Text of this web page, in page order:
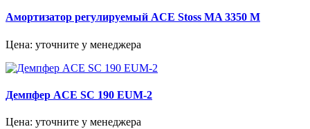
Амортизатор регулируемый ACE Stoss MA 3350 M
Цена: уточните у менеджера
Демпфер ACE SC 190 EUM-2
Цена: уточните у менеджера